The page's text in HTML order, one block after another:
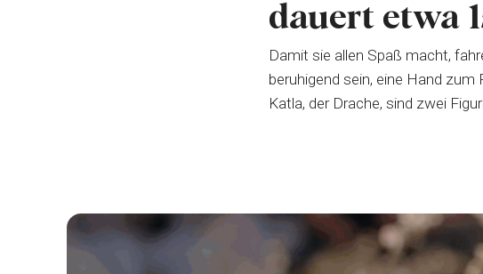
dauert etwa
Damit sie allen Spaß macht,
beruhigend sein, eine Hand
Katla, der Drache, sind zwei